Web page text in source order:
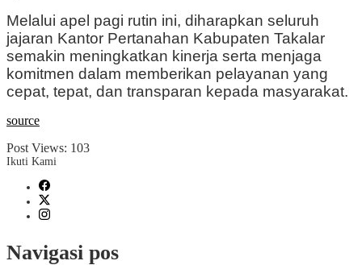
Melalui apel pagi rutin ini, diharapkan seluruh
jajaran Kantor Pertanahan Kabupaten Takalar
semakin meningkatkan kinerja serta menjaga
komitmen dalam memberikan pelayanan yang
cepat, tepat, dan transparan kepada masyarakat.
source
Post Views: 103
Ikuti Kami
Navigasi pos